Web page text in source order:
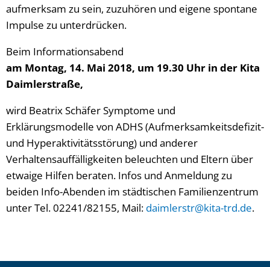
aufmerksam zu sein, zuzuhören und eigene spontane
Impulse zu unterdrücken.
Beim Informationsabend
am Montag, 14. Mai 2018, um 19.30 Uhr in der Kita
Daimlerstraße,
wird Beatrix Schäfer Symptome und
Erklärungsmodelle von ADHS (Aufmerksamkeitsdefizit-
und Hyperaktivitätsstörung) und anderer
Verhaltensauffälligkeiten beleuchten und Eltern über
etwaige Hilfen beraten. Infos und Anmeldung zu
beiden Info-Abenden im städtischen Familienzentrum
unter Tel. 02241/82155, Mail: daimlerstr@kita-trd.de.